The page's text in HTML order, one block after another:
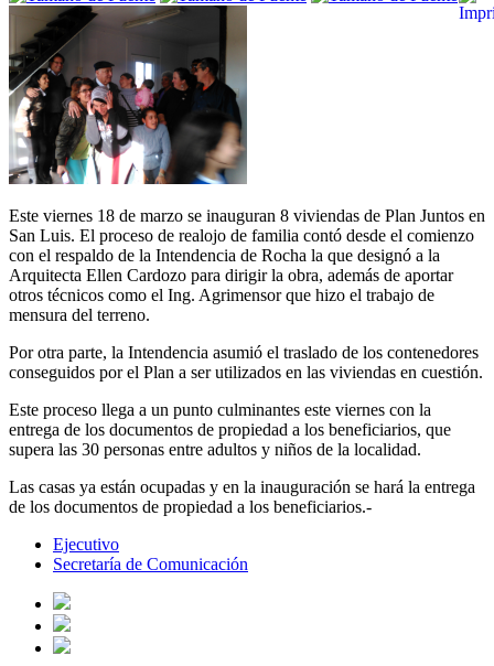
Este viernes 18 de marzo se inauguran 8 viviendas de Plan Juntos en
San Luis. El proceso de realojo de familia contó desde el comienzo
con el respaldo de la Intendencia de Rocha la que designó a la
Arquitecta Ellen Cardozo para dirigir la obra, además de aportar
otros técnicos como el Ing. Agrimensor que hizo el trabajo de
mensura del terreno.
Por otra parte, la Intendencia asumió el traslado de los contenedores
conseguidos por el Plan a ser utilizados en las viviendas en cuestión.
Este proceso llega a un punto culminantes este viernes con la
entrega de los documentos de propiedad a los beneficiarios, que
supera las 30 personas entre adultos y niños de la localidad.
Las casas ya están ocupadas y en la inauguración se hará la entrega
de los documentos de propiedad a los beneficiarios.-
Ejecutivo
Secretaría de Comunicación